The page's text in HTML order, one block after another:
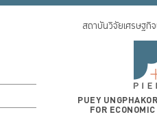
สถาบันวิจัยเศรษฐ
PUEY
FOR